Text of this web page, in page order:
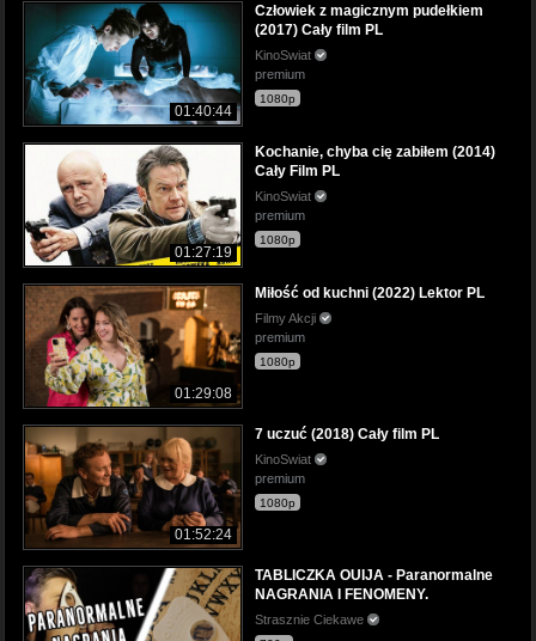
01:40:44
Człowiek z magicznym pudełkiem
(2017) Cały film PL
KinoSwiat
premium
1080p
01:27:19
Kochanie, chyba cię zabiłem (2014)
Cały Film PL
KinoSwiat
premium
1080p
01:29:08
Miłość od kuchni (2022) Lektor PL
Filmy Akcji
premium
1080p
01:52:24
7 uczuć (2018) Cały film PL
KinoSwiat
premium
1080p
TABLICZKA OUIJA - Paranormalne
NAGRANIA I FENOMENY.
Strasznie Ciekawe